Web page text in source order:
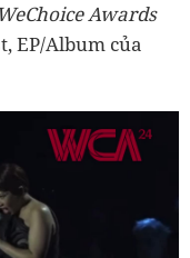
WeChoice Awards
EP/Album của